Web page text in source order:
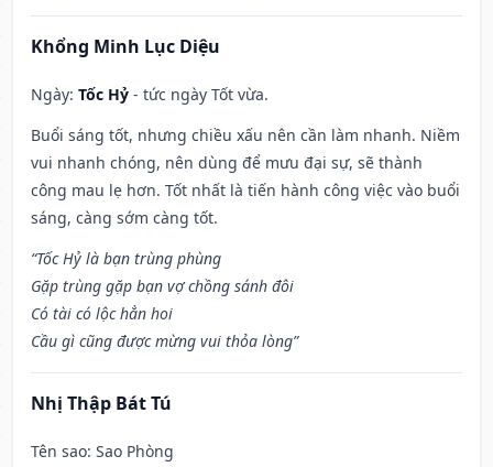
Khổng Minh Lục Diệu
Ngày: Tốc Hỷ - tức ngày Tốt vừa.
Buổi sáng tốt, nhưng chiều xấu nên cần làm nhanh. Niềm
vui nhanh chóng, nên dùng để mưu đại sự, sẽ thành
công mau lẹ hơn. Tốt nhất là tiến hành công việc vào buổi
sáng, càng sớm càng tốt.
“Tốc Hỷ là bạn trùng phùng
Gặp trùng gặp bạn vợ chồng sánh đôi
Có tài có lộc hẳn hoi
Cầu gì cũng được mừng vui thỏa lòng”
Nhị Thập Bát Tú
Tên sao: Sao Phòng